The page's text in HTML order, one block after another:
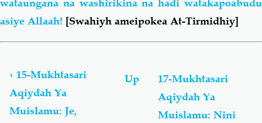
wataungana na washirikina na hadi watakapoabudu
asiye Allaah! [Swahiyh ameipokea At-Tirmidhiy]
links
Mukhtasari
Wa
‹ 15-Mukhtasari
Aqiydah Ya
Muislamu: Je,
Up
17-Mukhtasari
Aqiydah Ya
Muislamu: Nini